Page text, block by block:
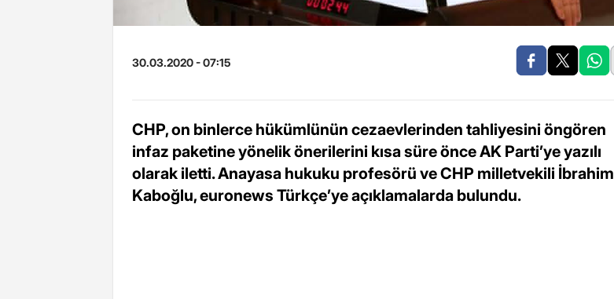
30.03.2020 - 07:15
CHP, on binlerce hükümlünün cezaevlerinden tahliyesini öngören
infaz paketine yönelik önerilerini kısa süre önce AK Parti’ye yazılı
olarak iletti. Anayasa hukuku profesörü ve CHP milletvekili İbrahim
Kaboğlu, euronews Türkçe’ye açıklamalarda bulundu.